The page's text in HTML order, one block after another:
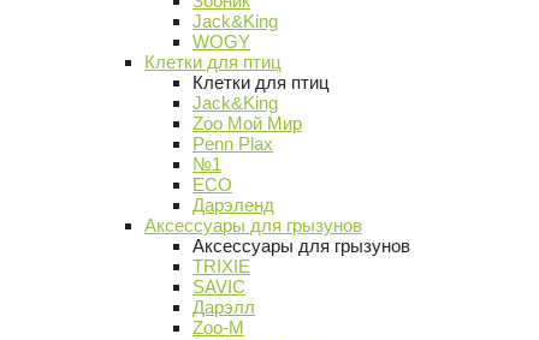
Jack&King
WOGY
Клетки для птиц
Клетки для птиц
Jack&King
Zoo Мой Мир
Penn Plax
№1
ECO
Дарэленд
Аксессуары для грызунов
Аксессуары для грызунов
TRIXIE
SAVIC
Дарэлл
Zoo-M